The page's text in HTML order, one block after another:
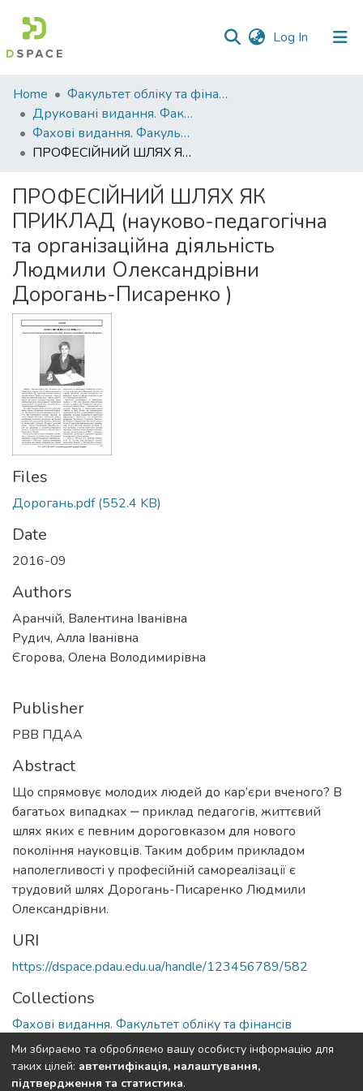
Log In (current)
Communities
&
Collections
Statistics
Home
Факультет обліку та фінансів
Друковані видання. Факультет обліку та фінансів
Фахові видання. Факультет обліку та фінансів
ПРОФЕСІЙНИЙ ШЛЯХ ЯК ПРИКЛАД (науково-педагогічна та організаційна діяльність Людмили Олександрівни Дорогань-Писаренко )
ПРОФЕСІЙНИЙ ШЛЯХ ЯК
ПРИКЛАД (науково-педагогічна
та організаційна діяльність
Людмили Олександрівни
Дорогань-Писаренко )
Files
Дорогань.pdf(552.4 KB)
Date
2016-09
Authors
Аранчій, Валентина Іванівна
Рудич, Алла Іванівна
Єгорова, Олена Володимирівна
Publisher
РВВ ПДАА
Abstract
Що спрямовує молодих людей до кар’єри вченого? В
багатьох випадках ‒ приклад педагогів, життєвий
шлях яких є певним дороговказом для нового
покоління науковців. Таким добрим прикладом
наполегливості у професійній самореалізації є
трудовий шлях Дорогань-Писаренко Людмили
Олександрівни.
URI
https://dspace.pdau.edu.ua/handle/123456789/582
Collections
Фахові видання. Факультет обліку та фінансів
Full item page
Ми збираємо та обробляємо вашу особисту інформацію для
таких цілей: автентифікація, налаштування,
підтвердження та статистика.